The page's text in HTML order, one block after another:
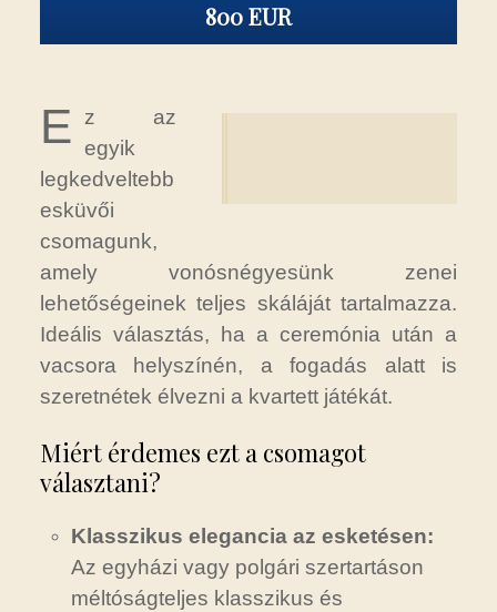
800 EUR
E z az
egyik
legkedveltebb
esküvői
csomagunk,
amely vonósnégyesünk zenei
lehetőségeinek teljes skáláját tartalmazza.
Ideális választás, ha a ceremónia után a
vacsora helyszínén, a fogadás alatt is
szeretnétek élvezni a kvartett játékát.
Miért érdemes ezt a csomagot
választani?
Klasszikus elegancia az esketésen:
Az egyházi vagy polgári szertartáson
méltóságteljes klasszikus és